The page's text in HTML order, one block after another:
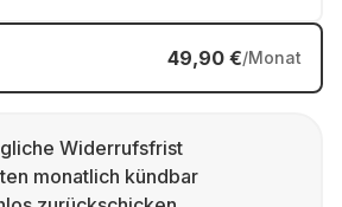
49,90 €/Monat
Widerrufsfrist
monatlich kündbar